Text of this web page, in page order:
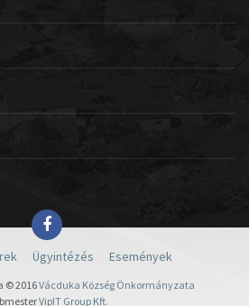
Ügyintézés Események
© 2016Vácduka Község Önkormányzata
VipIT Group Kft.